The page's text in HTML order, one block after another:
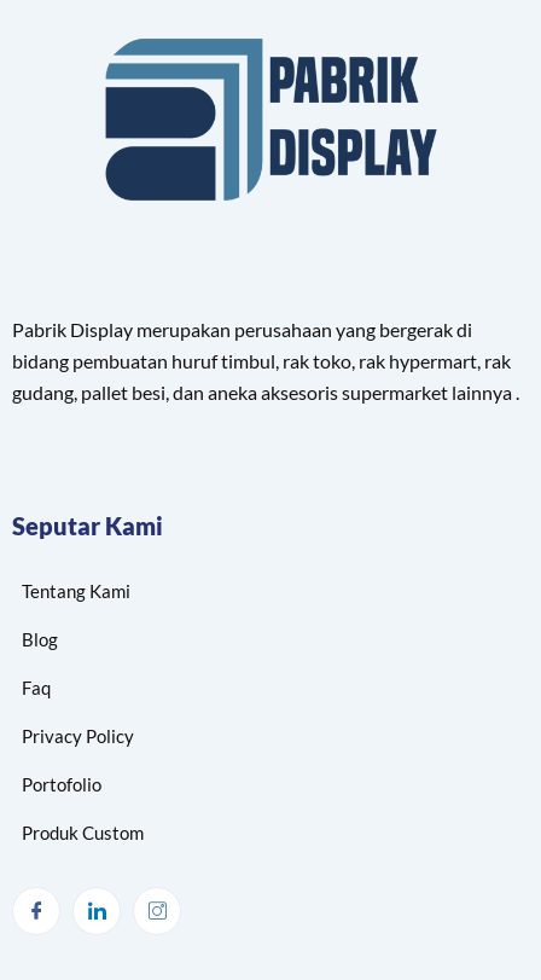
Pabrik Display merupakan perusahaan yang bergerak di
bidang pembuatan huruf timbul, rak toko, rak hypermart, rak
gudang, pallet besi, dan aneka aksesoris supermarket lainnya .
Seputar Kami
Tentang Kami
Blog
Faq
Privacy Policy
Portofolio
Produk Custom